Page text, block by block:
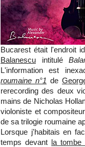
Bucarest était l'endroit
Balanescu intitulé
L'information est
roumaine n°1 de
rerecording des deux
mains de Nicholas
violoniste et
de sa trilogie roumaine
Lorsque j'habitais en
temps devant la tombe